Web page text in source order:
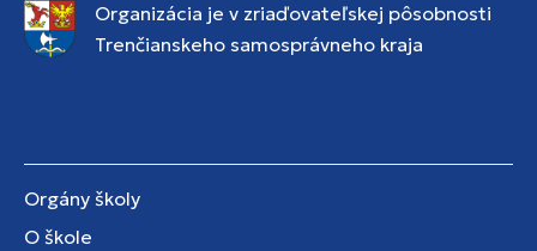
Organizácia je v zriaďovateľskej pôsobnosti
Trenčianskeho samosprávneho kraja
Orgány školy
O škole